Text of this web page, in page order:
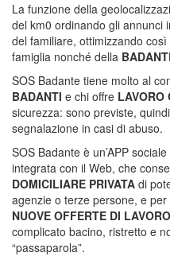
La funzione della
del km0 ordinando gli annunci
del familiare, ottimizzando
famiglia nonché della
SOS Badante tiene molto al
BADANTI e chi offre LAVORO
sicurezza: sono previste,
segnalazione in casi di abuso.
SOS Badante è un’APP
integrata con il Web, che
DOMICILIARE PRIVATA di
agenzie o terze persone, e
NUOVE OFFERTE DI
complicato bacino, ristretto e
“passaparola”.